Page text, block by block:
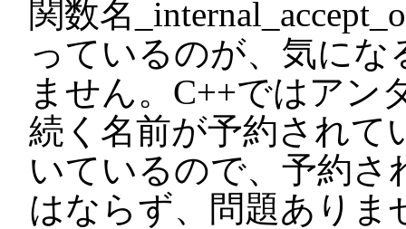
関数名
っているのが、気に
ません。C++ではアン
続く名前が予約されて
いているので、予約
はならず、問題ありま